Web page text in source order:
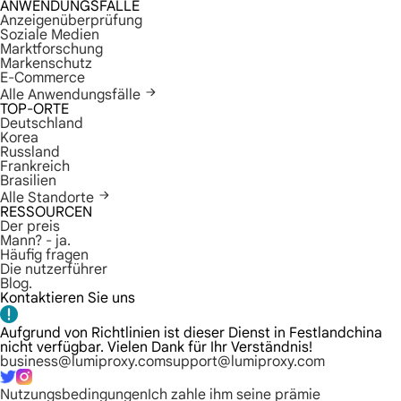
ANWENDUNGSFÄLLE
Anzeigenüberprüfung
Soziale Medien
Marktforschung
Markenschutz
E-Commerce
Alle Anwendungsfälle
TOP-ORTE
Deutschland
Korea
Russland
Frankreich
Brasilien
Alle Standorte
RESSOURCEN
Der preis
Mann? - ja.
Häufig fragen
Die nutzerführer
Blog.
Kontaktieren Sie uns
Aufgrund von Richtlinien ist dieser Dienst in Festlandchina
nicht verfügbar. Vielen Dank für Ihr Verständnis!
business@lumiproxy.comsupport@lumiproxy.com
NutzungsbedingungenIch zahle ihm seine prämie